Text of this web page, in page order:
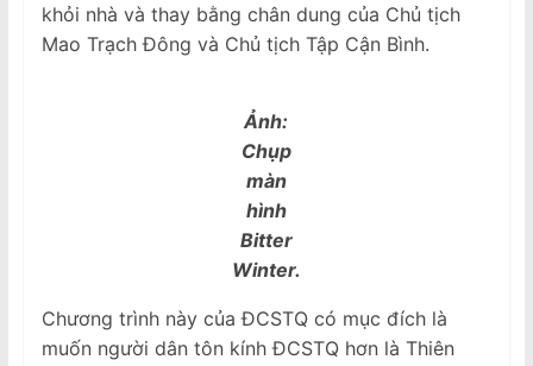
khỏi nhà và thay bằng chân dung của Chủ tịch
Mao Trạch Đông và Chủ tịch Tập Cận Bình.
Ảnh:
Chụp
màn
hình
Bitter
Winter.
Chương trình này của ĐCSTQ có mục đích là
muốn người dân tôn kính ĐCSTQ hơn là Thiên